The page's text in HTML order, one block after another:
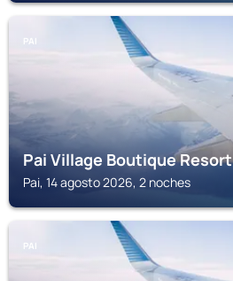
PAI
Pai Village Boutique Resort
Pai, 14 agosto 2026, 2 noches
PAI